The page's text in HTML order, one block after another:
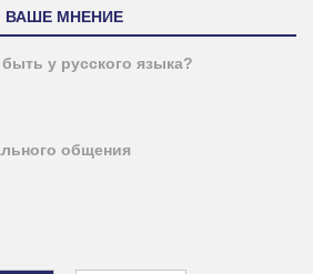
ВАШЕ МНЕНИЕ
у русского языка?
общения